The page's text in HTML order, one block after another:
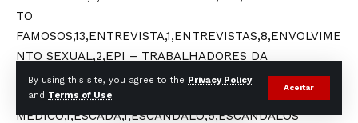
By using this site, you agree to the Privacy Policy
and Terms of Use.
Aceitar